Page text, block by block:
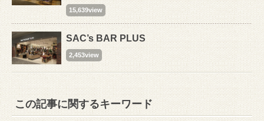
15,639view
SAC’s BAR PLUS
2,453view
この記事に関するキーワード